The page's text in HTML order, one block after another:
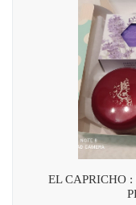
EL CAPRICHO :